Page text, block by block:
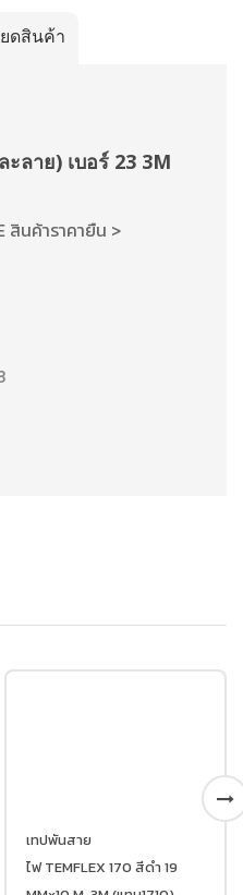
ยดสินค้า
ลาย) เบอร์ 23 3M
สินค้าราคายืน >
เทปพันสายไฟ (เทปยางละลา
เบอร์ 23 3M